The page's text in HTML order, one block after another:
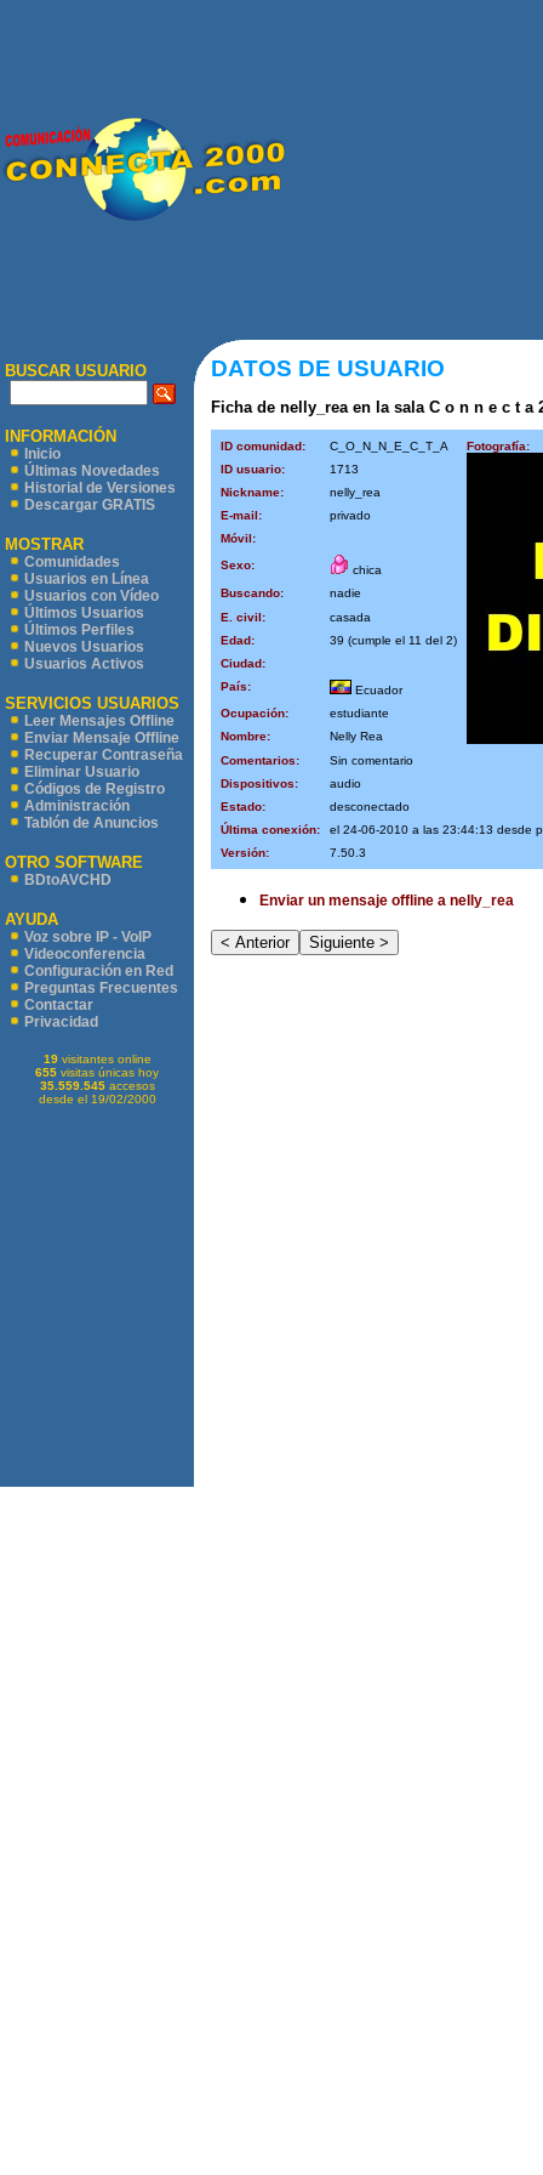
BUSCAR USUARIO
INFORMACIÓN
Inicio
Últimas Novedades
Historial de Versiones
Descargar GRATIS
MOSTRAR
Comunidades
Usuarios en Línea
Usuarios con Vídeo
Últimos Usuarios
Últimos Perfiles
Nuevos Usuarios
Usuarios Activos
SERVICIOS USUARIOS
Leer Mensajes Offline
Enviar Mensaje Offline
Recuperar Contraseña
Eliminar Usuario
Códigos de Registro
Administración
Tablón de Anuncios
OTRO SOFTWARE
BDtoAVCHD
AYUDA
Voz sobre IP - VoIP
Videoconferencia
Configuración en Red
Preguntas Frecuentes
Contactar
Privacidad
19visitantes online
655 visitas únicas hoy
35.559.545accesos
desde el 19/02/2000
DATOS DE USUARIO
Ficha de nelly_rea en la sala C o n n e c t a
ID comunidad: C_O_N_N_E_C_T_A
Fotografía:
ID usuario:
1713
Nickname:
nelly_rea
E-mail:
privado
Móvil:
Sexo:
chica
Buscando:
nadie
E. civil:
casada
Edad:
39 (cumple el 11 del 2)
Ciudad:
País:
Ecuador
Ocupación:
estudiante
Nombre:
Nelly Rea
Comentarios:
Sin comentario
Dispositivos:
audio
Estado:
desconectado
Última conexión:
el 24-06-2010 a las 23:44:13 desde
Versión:
7.50.3
Enviar un mensaje offline a nelly_rea